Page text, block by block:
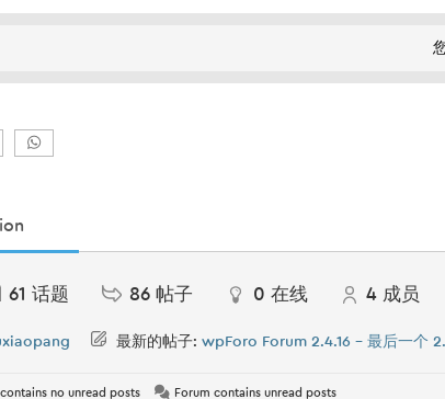
61 话题 86 帖子 0 在线 4 成员
最新的帖子: wpForo Forum 2.4.16 – 最后一个
no unread posts Forum contains unread posts